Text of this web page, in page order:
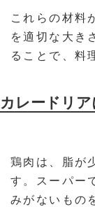
これらの材料
を適切な大き
ることで、料
カレードリ
鶏肉は、脂が
す。スーパー
みがないもの